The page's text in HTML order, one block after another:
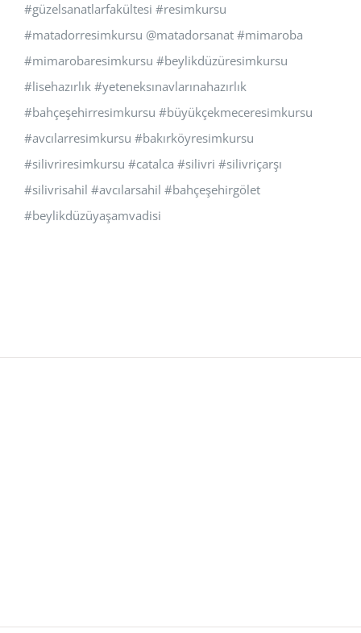
#güzelsanatlarfakültesi #resimkursu
#matadorresimkursu @matadorsanat #mimaroba
#mimarobaresimkursu #beylikdüzüresimkursu
#lisehazırlık #yeteneksınavlarınahazırlık
#bahçeşehirresimkursu #büyükçekmeceresimkursu
#avcılarresimkursu #bakırköyresimkursu
#silivriresimkursu #catalca #silivri #silivriçarşı
#silivrisahil #avcılarsahil #bahçeşehirgölet
#beylikdüzüyaşamvadisi